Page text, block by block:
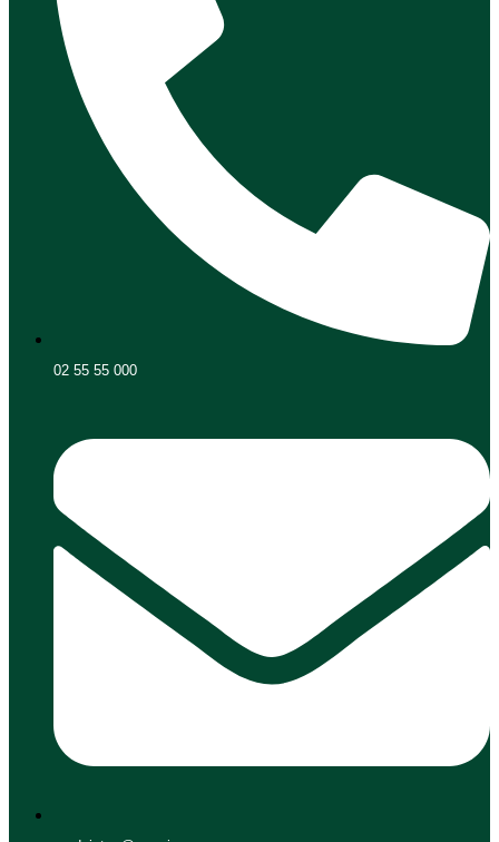
02 55 55 000